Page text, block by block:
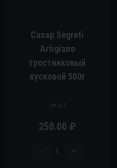
Сахар Segreti
Artigiano
тростниковый
кусковой 500г
за шт
250.00 ₽
- 1 +